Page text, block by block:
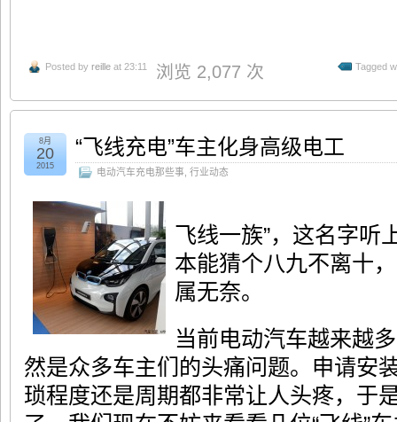
Posted by reille at 23:11 浏览 2,077 次 Tagged
“飞线充电”车主化身高级电工
电动汽车充电那些事 行业动态
8月
20
2015
飞线一族”，这名字听
本能猜个八九不离十
属无奈。
当前电动汽车越来越
然是众多车主们的头痛问题。申请安
琐程度还是周期都非常让人头疼，于